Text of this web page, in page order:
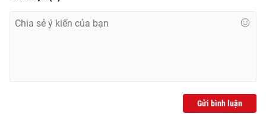
Gửi bình luận